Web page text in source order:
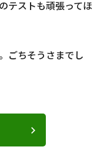
テストも頑張ってほ
ごちそうさまでし